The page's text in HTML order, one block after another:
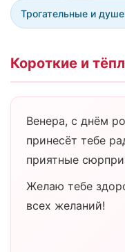
Трогательные и
Короткие и
Венера, с днём
принесёт тебе
приятные
Желаю тебе
всех желаний!